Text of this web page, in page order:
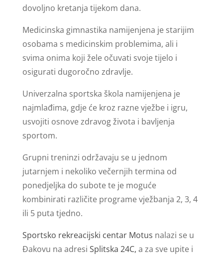
dovoljno kretanja tijekom dana.
Medicinska gimnastika namijenjena je starijim
osobama s medicinskim problemima, ali i
svima onima koji žele očuvati svoje tijelo i
osigurati dugoročno zdravlje.
Univerzalna sportska škola namijenjena je
najmlađima, gdje će kroz razne vježbe i igru,
usvojiti osnove zdravog života i bavljenja
sportom.
Grupni treninzi održavaju se u jednom
jutarnjem i nekoliko večernjih termina od
ponedjeljka do subote te je moguće
kombinirati različite programe vježbanja 2, 3, 4
ili 5 puta tjedno.
Sportsko rekreacijski centar Motus nalazi se u
Đakovu na adresi Splitska 24C, a za sve upite i